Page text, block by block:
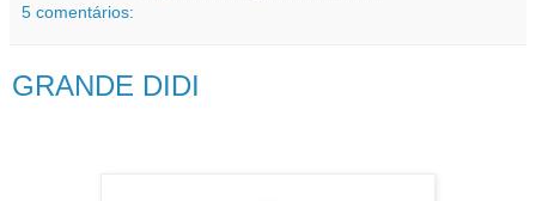
5 comentários:
GRANDE DIDI